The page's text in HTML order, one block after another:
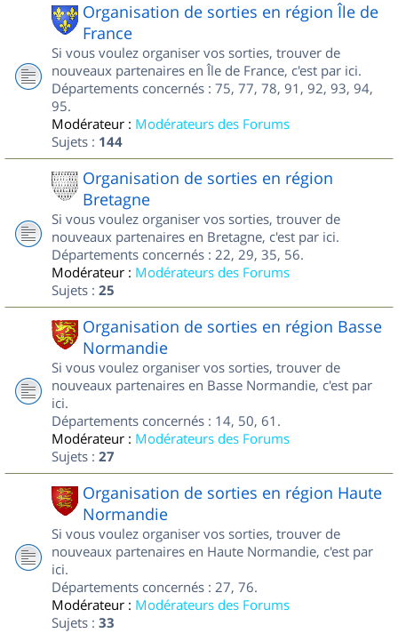
Organisation de sorties en région Île de
France
Si vous voulez organiser vos sorties, trouver de
nouveaux partenaires en Île de France, c'est par ici.
Départements concernés : 75, 77, 78, 91, 92, 93, 94,
95.
Modérateur : Modérateurs des Forums
Sujets : 144
Organisation de sorties en région
Bretagne
Si vous voulez organiser vos sorties, trouver de
nouveaux partenaires en Bretagne, c'est par ici.
Départements concernés : 22, 29, 35, 56.
Modérateur : Modérateurs des Forums
Sujets : 25
Organisation de sorties en région Basse
Normandie
Si vous voulez organiser vos sorties, trouver de
nouveaux partenaires en Basse Normandie, c'est par
ici.
Départements concernés : 14, 50, 61.
Modérateur : Modérateurs des Forums
Sujets : 27
Organisation de sorties en région Haute
Normandie
Si vous voulez organiser vos sorties, trouver de
nouveaux partenaires en Haute Normandie, c'est par
ici.
Départements concernés : 27, 76.
Modérateur : Modérateurs des Forums
Sujets : 33